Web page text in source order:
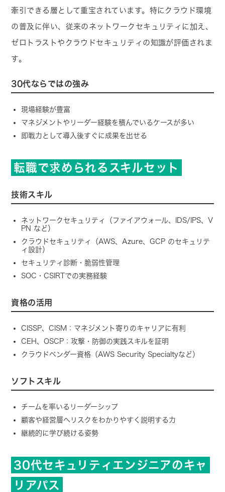
牽引できる層として重宝されています。特にクラウド環境
の普及に伴い、従来のネットワークセキュリティに加え、
ゼロトラストやクラウドセキュリティの知識が評価されま
す。
30代ならではの強み
現場経験が豊富
マネジメントやリーダー経験を積んでいるケースが多い
即戦力として導入後すぐに成果を出せる
転職で求められるスキルセット
技術スキル
ネットワークセキュリティ（ファイアウォール、IDS/IPS、V
PN など）
クラウドセキュリティ（AWS、Azure、GCP のセキュリテ
ィ設計）
セキュリティ診断・脆弱性管理
SOC・CSIRTでの実務経験
資格の活用
CISSP、CISM：マネジメント寄りのキャリアに有利
CEH、OSCP：攻撃・防御の実践スキルを証明
クラウドベンダー資格（AWS Security Specialtyなど）
ソフトスキル
チームを率いるリーダーシップ
顧客や経営層へリスクをわかりやすく説明する力
継続的に学び続ける姿勢
30代セキュリティエンジニアのキャ
リアパス